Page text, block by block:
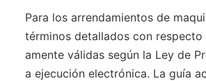
Para los arrendamientos de
términos detallados con
amente válidas según la Ley de
a ejecución electrónica. La guía